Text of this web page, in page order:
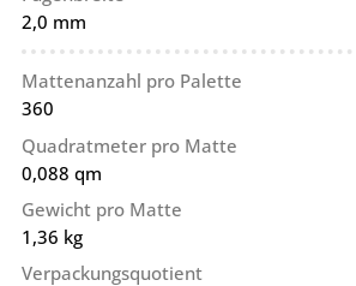
2,0 mm
Mattenanzahl pro Palette
360
Quadratmeter pro Matte
0,088 qm
Gewicht pro Matte
1,36 kg
Verpackungsquotient